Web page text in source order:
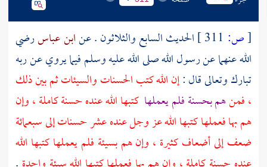
[ص: الحديث السابع والثلاثون . عنابن عباسرضي
الله عنهما عن رسول الله صلى الله عليه وسلم فيما يروي عن ربه
تبارك وتعالى قال :إن الله كتب الحسنات والسيئات ثم بين ذلك
، فمنهم بحسنة فلم يعملها كتبها الله عنده حسنة كاملة ، وإن
هم بها فعملها كتبها الله عز وجل عنده عشر حسنات إلى سبعمائة
ضعف إلى أضعاف كثيرة ، وإن هم بسيئة فلم يعملها كتبها الله